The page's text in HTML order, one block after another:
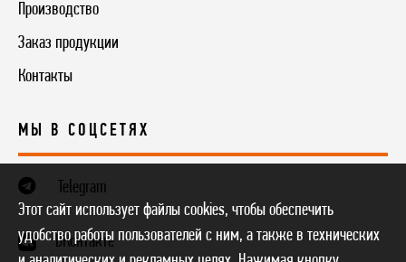
Производство
Заказ продукции
Контакты
МЫ В СОЦСЕТЯХ
Telegram
ВКонтакте
Этот сайт использует файлы cookies, чтобы обеспечить
удобство работы пользователей с ним, а также в технических